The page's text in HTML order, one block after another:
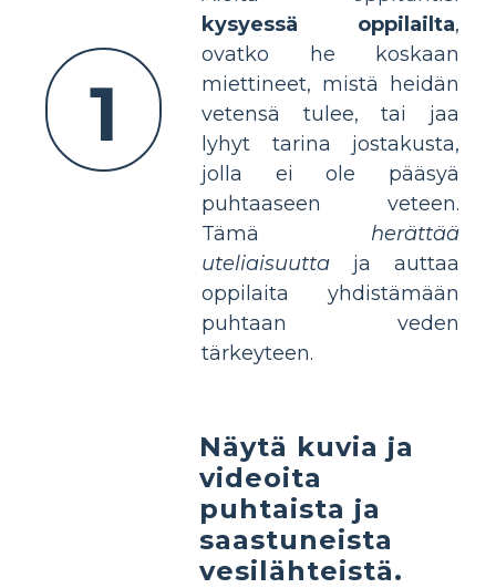
1
kysyessä oppilailta,
ovatko he koskaan
miettineet, mistä heidän
vetensä tulee, tai jaa
lyhyt tarina jostakusta,
jolla ei ole pääsyä
puhtaaseen veteen.
Tämä herättää
uteliaisuutta ja auttaa
oppilaita yhdistämään
puhtaan veden
tärkeyteen.
Näytä kuvia ja
videoita
puhtaista ja
saastuneista
vesilähteistä.